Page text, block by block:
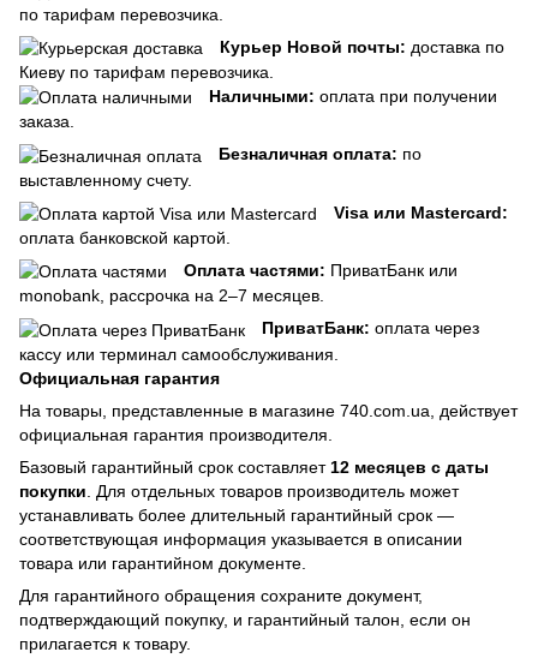
по тарифам перевозчика.
Курьер Новой почты: доставка по
Киеву по тарифам перевозчика.
Наличными: оплата при получении
заказа.
Безналичная оплата: по
выставленному счету.
Visa или Mastercard:
оплата банковской картой.
Оплата частями: ПриватБанк или
monobank, рассрочка на 2–7 месяцев.
ПриватБанк: оплата через
кассу или терминал самообслуживания.
Официальная гарантия
На товары, представленные в магазине 740.com.ua, действует
официальная гарантия производителя.
Базовый гарантийный срок составляет 12 месяцев с даты
покупки . Для отдельных товаров производитель может
устанавливать более длительный гарантийный срок —
соответствующая информация указывается в описании
товара или гарантийном документе.
Для гарантийного обращения сохраните документ,
подтверждающий покупку, и гарантийный талон, если он
прилагается к товару.